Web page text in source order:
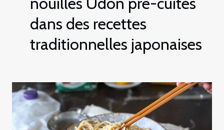
dans des recettes
traditionnelles japonaises